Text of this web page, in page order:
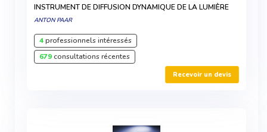
INSTRUMENT DE DIFFUSION DYNAMIQUE DE LA LUMIÈRE
ANTON PAAR
4professionnels intéressés
679consultations récentes
Recevoir un devis